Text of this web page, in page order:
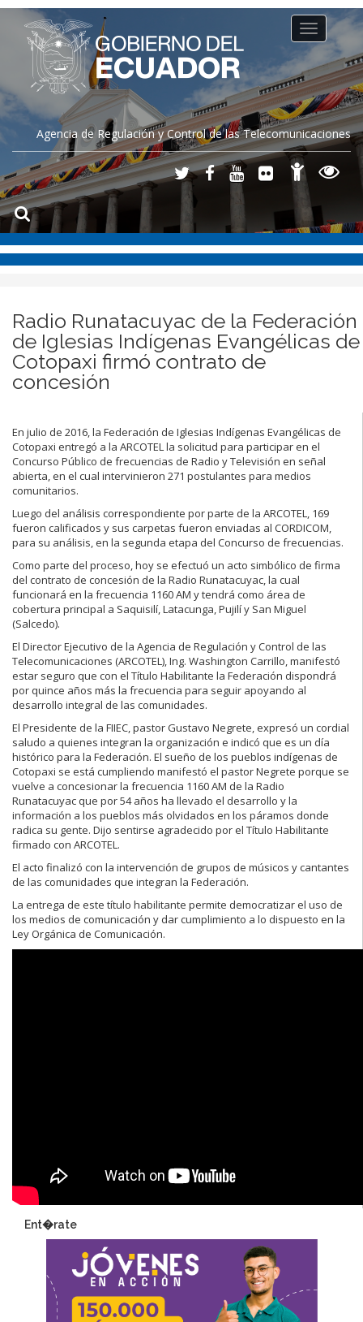
Agencia de Regulación y Control de las Telecomunicaciones
Toggle
navigation
Radio Runatacuyac de la Federación
de Iglesias Indígenas Evangélicas de
Cotopaxi firmó contrato de
concesión
En julio de 2016, la Federación de Iglesias Indígenas Evangélicas de
Cotopaxi entregó a la ARCOTEL la solicitud para participar en el
Concurso Público de frecuencias de Radio y Televisión en señal
abierta, en el cual intervinieron 271 postulantes para medios
comunitarios.
Luego del análisis correspondiente por parte de la ARCOTEL, 169
fueron calificados y sus carpetas fueron enviadas al CORDICOM,
para su análisis, en la segunda etapa del Concurso de frecuencias.
Como parte del proceso, hoy se efectuó un acto simbólico de firma
del contrato de concesión de la Radio Runatacuyac, la cual
funcionará en la frecuencia 1160 AM y tendrá como área de
cobertura principal a Saquisilí, Latacunga, Pujilí y San Miguel
(Salcedo).
El Director Ejecutivo de la Agencia de Regulación y Control de las
Telecomunicaciones (ARCOTEL), Ing. Washington Carrillo, manifestó
estar seguro que con el Título Habilitante la Federación dispondrá
por quince años más la frecuencia para seguir apoyando al
desarrollo integral de las comunidades.
El Presidente de la FIIEC, pastor Gustavo Negrete, expresó un cordial
saludo a quienes integran la organización e indicó que es un día
histórico para la Federación. El sueño de los pueblos indígenas de
Cotopaxi se está cumpliendo manifestó el pastor Negrete porque se
vuelve a concesionar la frecuencia 1160 AM de la Radio
Runatacuyac que por 54 años ha llevado el desarrollo y la
información a los pueblos más olvidados en los páramos donde
radica su gente. Dijo sentirse agradecido por el Título Habilitante
firmado con ARCOTEL.
El acto finalizó con la intervención de grupos de músicos y cantantes
de las comunidades que integran la Federación.
La entrega de este título habilitante permite democratizar el uso de
los medios de comunicación y dar cumplimiento a lo dispuesto en la
Ley Orgánica de Comunicación.
Ent�rate